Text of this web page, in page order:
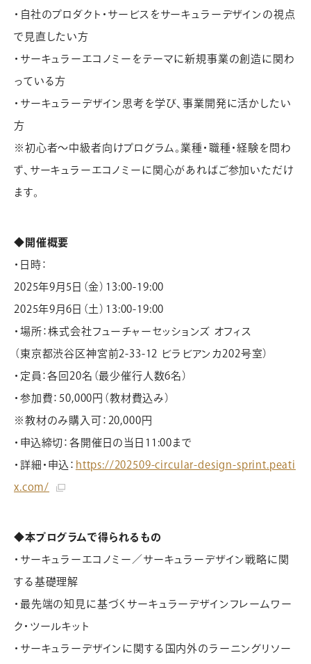
CONTACT
お問い合わせ/オンライン相談
資料請求
・自社のプロダクト・サービスをサーキュラーデザインの視点
で見直したい方
・サーキュラーエコノミーをテーマに新規事業の創造に関わ
っている方
・サーキュラーデザイン思考を学び、事業開発に活かしたい
方
※初心者～中級者向けプログラム。業種・職種・経験を問わ
ず、サーキュラーエコノミーに関心があればご参加いただけ
ます。
◆開催概要
・日時：
2025年9月5日（金）13:00-19:00
2025年9月6日（土）13:00-19:00
・場所：株式会社フューチャーセッションズ オフィス
（東京都渋谷区神宮前2-33-12 ビラビアンカ202号室）
・定員：各回20名（最少催行人数6名）
・参加費：50,000円（教材費込み）
※教材のみ購入可：20,000円
・申込締切：各開催日の当日11:00まで
・詳細・申込： https://202509-circular-design-sprint.peati
x.com/
◆本プログラムで得られるもの
・サーキュラーエコノミー／サーキュラーデザイン戦略に関
する基礎理解
・最先端の知見に基づくサーキュラーデザインフレームワー
ク・ツールキット
・サーキュラーデザインに関する国内外のラーニングリソー